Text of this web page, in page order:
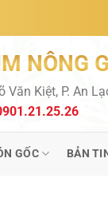
NÔNG
Kiệt, P. An
GỐC BẢN